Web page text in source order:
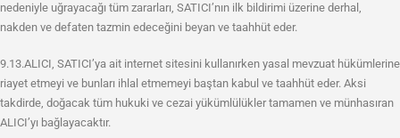
nedeniyle uğrayacağı tüm zararları, SATICI’nın ilk bildirimi üzerine derhal,
nakden ve defaten tazmin edeceğini beyan ve taahhüt eder.
9.13.ALICI, SATICI’ya ait internet sitesini kullanırken yasal mevzuat hükümlerine
riayet etmeyi ve bunları ihlal etmemeyi baştan kabul ve taahhüt eder. Aksi
takdirde, doğacak tüm hukuki ve cezai yükümlülükler tamamen ve münhasıran
ALICI’yı bağlayacaktır.